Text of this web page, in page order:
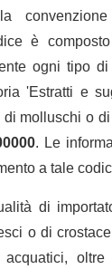
convenzione
è
ogni tipo
'Estratti e
molluschi o
. Le
a tale
di
o di